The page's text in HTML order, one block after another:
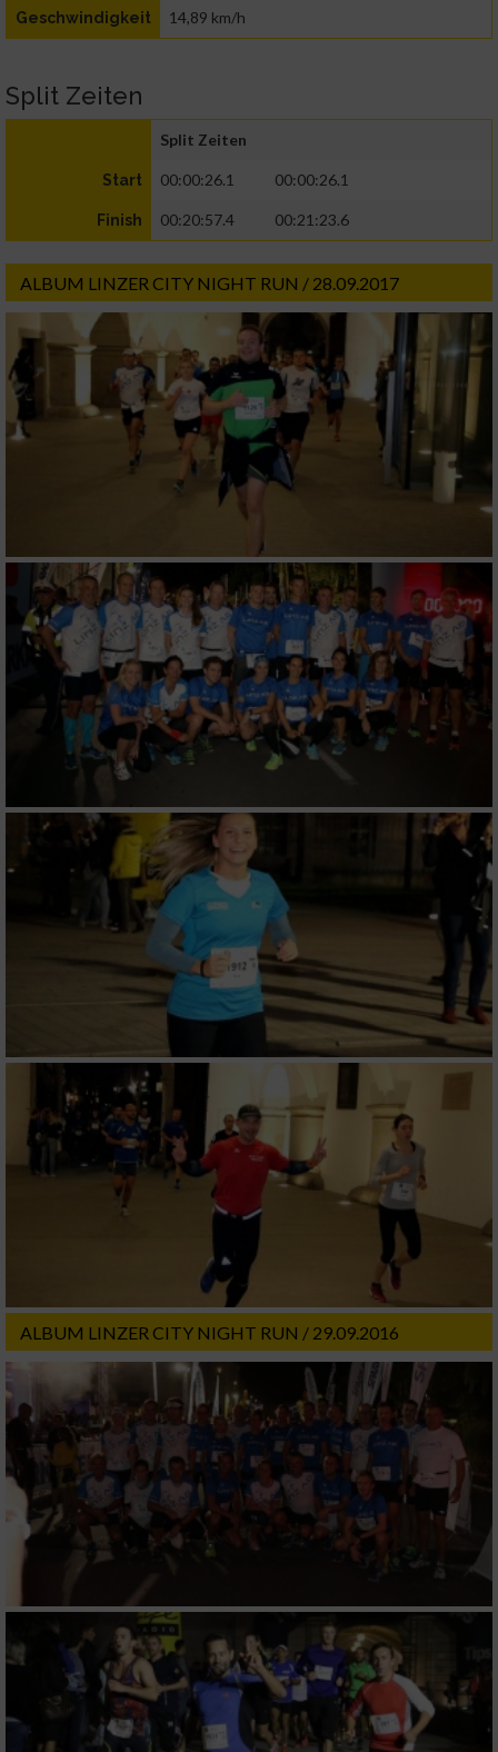
Geschwindigkeit 14,89 km/h
Split Zeiten
Split Zeiten
Start 00:00:26.1 00:00:26.1
Finish 00:20:57.4 00:21:23.6
ALBUM LINZER CITY NIGHT RUN / 28.09.2017
ALBUM LINZER CITY NIGHT RUN / 29.09.2016